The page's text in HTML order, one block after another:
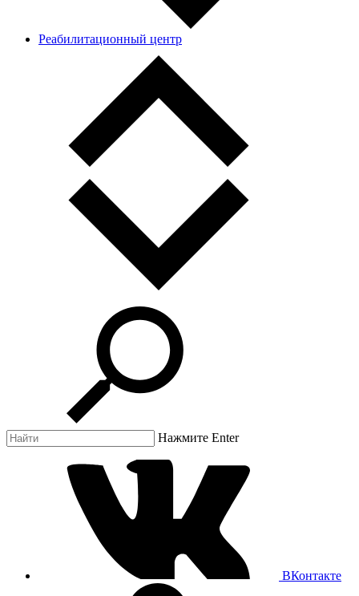
Реабилитационный центр
Нажмите Enter
ВКонтакте